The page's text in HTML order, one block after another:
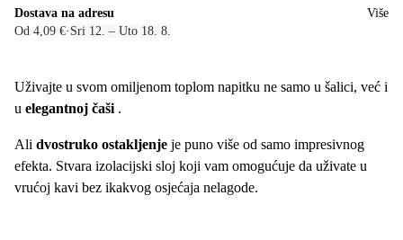
Dostava na adresu
Od 4,09 €· Sri 12. – Uto 18. 8.
Više
Uživajte u svom omiljenom toplom napitku ne samo u šalici, već i
u elegantnoj čaši .
Ali dvostruko ostakljenje je puno više od samo impresivnog
efekta. Stvara izolacijski sloj koji vam omogućuje da uživate u
vrućoj kavi bez ikakvog osjećaja nelagode.